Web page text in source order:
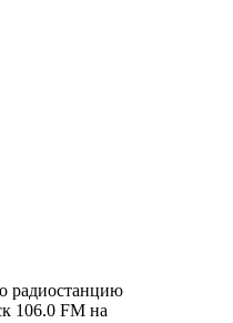
радиостанцию
106.0 FM на